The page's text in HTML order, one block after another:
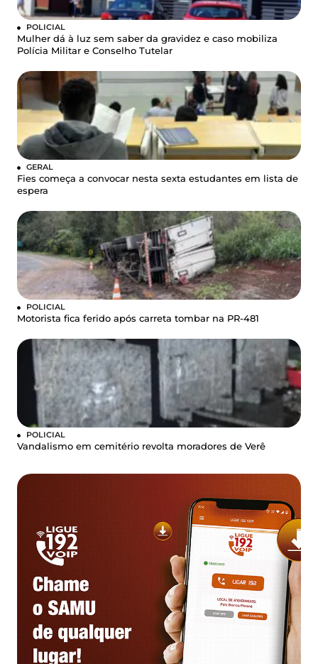
POLICIAL
Mulher dá à luz sem saber da gravidez e caso mobiliza
Polícia Militar e Conselho Tutelar
GERAL
Fies começa a convocar nesta sexta estudantes em lista de
espera
POLICIAL
Motorista fica ferido após carreta tombar na PR-481
POLICIAL
Vandalismo em cemitério revolta moradores de Verê